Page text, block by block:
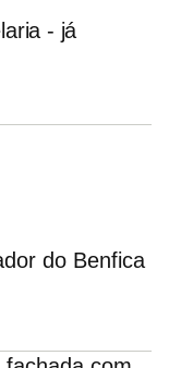
- já
do Benfica